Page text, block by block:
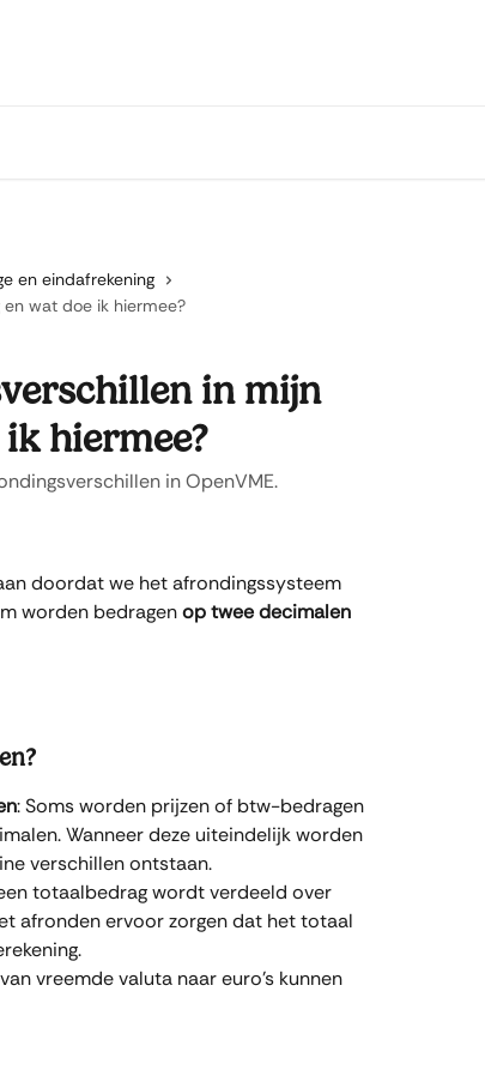
en eindafrekening
wat doe ik hiermee?
in mijn
hiermee?
in OpenVME.
doordat we het afrondingssysteem
worden bedragen op twee decimalen
: Soms worden prijzen of btw-bedragen
Wanneer deze uiteindelijk worden
verschillen ontstaan.
totaalbedrag wordt verdeeld over
afronden ervoor zorgen dat het totaal
vreemde valuta naar euro’s kunnen